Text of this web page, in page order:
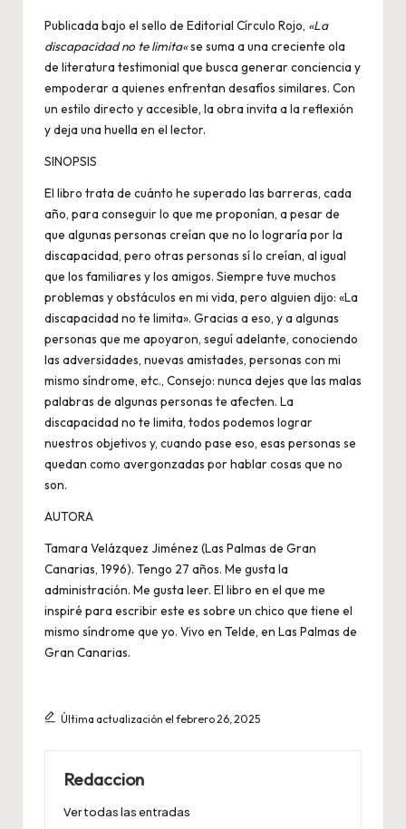
Publicada bajo el sello de Editorial Círculo Rojo, «La
discapacidad no te limita«se suma a una creciente ola
de literatura testimonial que busca generar conciencia y
empoderar a quienes enfrentan desafíos similares. Con
un estilo directo y accesible, la obra invita a la reflexión
y deja una huella en el lector.
SINOPSIS
El libro trata de cuánto he superado las barreras, cada
año, para conseguir lo que me proponían, a pesar de
que algunas personas creían que no lo lograría por la
discapacidad, pero otras personas sí lo creían, al igual
que los familiares y los amigos. Siempre tuve muchos
problemas y obstáculos en mi vida, pero alguien dijo: «La
discapacidad no te limita». Gracias a eso, y a algunas
personas que me apoyaron, seguí adelante, conociendo
las adversidades, nuevas amistades, personas con mi
mismo síndrome, etc., Consejo: nunca dejes que las malas
palabras de algunas personas te afecten. La
discapacidad no te limita, todos podemos lograr
nuestros objetivos y, cuando pase eso, esas personas se
quedan como avergonzadas por hablar cosas que no
son.
AUTORA
Tamara Velázquez Jiménez (Las Palmas de Gran
Canarias, 1996). Tengo 27 años. Me gusta la
administración. Me gusta leer. El libro en el que me
inspiré para escribir este es sobre un chico que tiene el
mismo síndrome que yo. Vivo en Telde, en Las Palmas de
Gran Canarias.
Última actualización el febrero 26, 2025
Redaccion
Ver todas las entradas